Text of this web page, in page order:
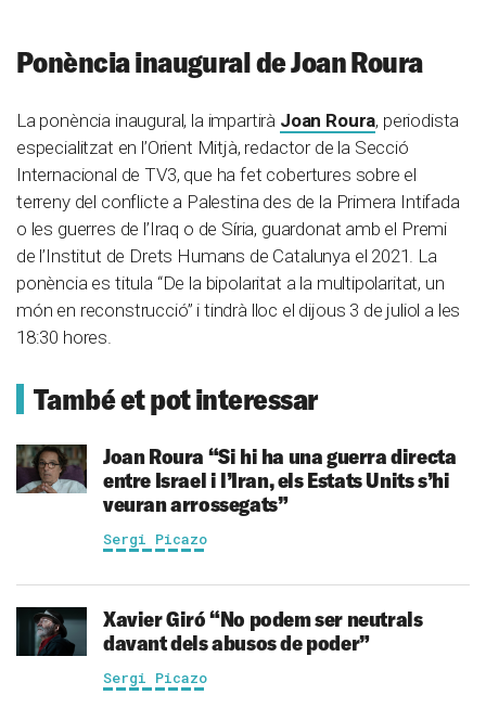
Ponència inaugural de Joan Roura
La ponència inaugural, la impartirà Joan Roura, periodista
especialitzat en l’Orient Mitjà, redactor de la Secció
Internacional de TV3, que ha fet cobertures sobre el
terreny del conflicte a Palestina des de la Primera Intifada
o les guerres de l’Iraq o de Síria, guardonat amb el Premi
de l’Institut de Drets Humans de Catalunya el 2021. La
ponència es titula “De la bipolaritat a la multipolaritat, un
món en reconstrucció” i tindrà lloc el dijous 3 de juliol a les
18:30 hores.
També et pot interessar
Joan Roura “Si hi ha una guerra directa
entre Israel i l’Iran, els Estats Units s’hi
veuran arrossegats”
Sergi Picazo
Xavier Giró“No podem ser neutrals
davant dels abusos de poder”
Sergi Picazo